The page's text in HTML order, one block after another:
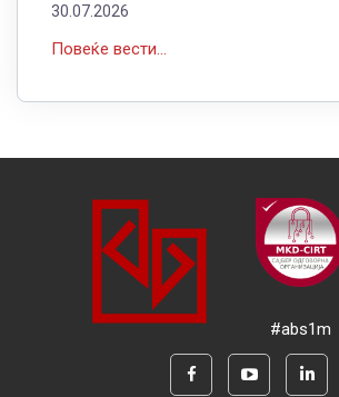
30.07.2026
Повеќе вести...
#abs1m